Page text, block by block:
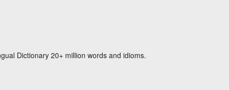
Dictionary 20+ million words and idioms.